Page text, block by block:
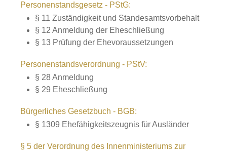
Personenstandsgesetz - PStG:
§ 11 Zuständigkeit und Standesamtsvorbehalt
§ 12 Anmeldung der Eheschließung
§ 13 Prüfung der Ehevoraussetzungen
Personenstandsverordnung - PStV:
§ 28 Anmeldung
§ 29 Eheschließung
Bürgerliches Gesetzbuch - BGB:
§ 1309 Ehefähigkeitszeugnis für Ausländer
§ 5 der Verordnung des Innenministeriums zur